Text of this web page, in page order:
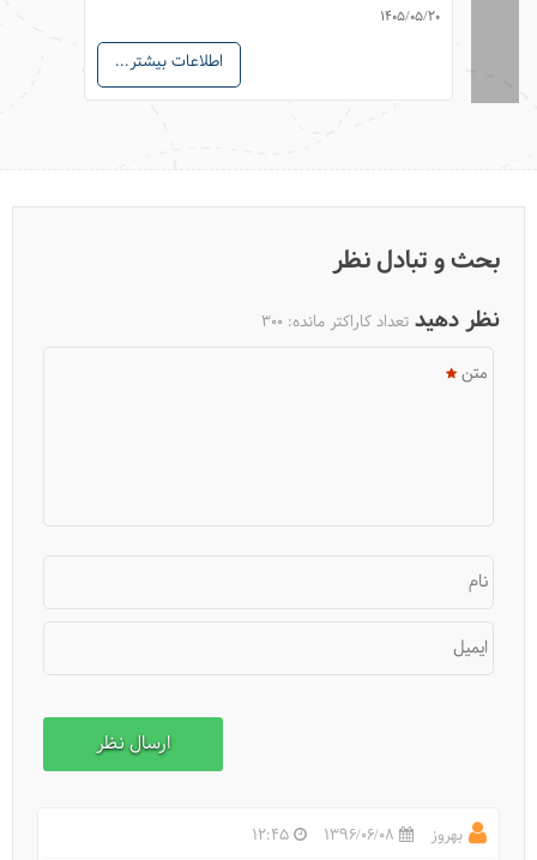
1405/05/20
اطلاعات بیشتر...
بحث و تبادل نظر
نظر دهید تعداد کاراکتر مانده: 300
متن
نام
ایمیل
بهروز 1396/06/08
12:45